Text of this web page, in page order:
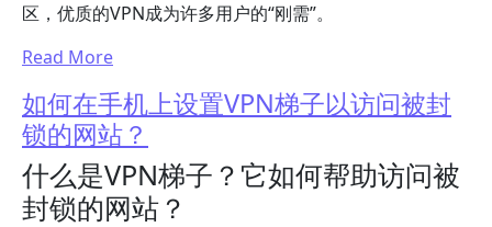
区，优质的VPN成为许多用户的“刚需”。
Read More
如何在手机上设置VPN梯子以访问被封
锁的网站？
什么是VPN梯子？它如何帮助访问被
封锁的网站？